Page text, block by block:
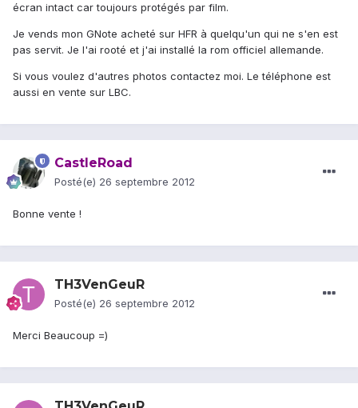
écran intact car toujours protégés par film.
Je vends mon GNote acheté sur HFR à quelqu'un qui ne s'en est
pas servit. Je l'ai rooté et j'ai installé la rom officiel allemande.
Si vous voulez d'autres photos contactez moi. Le téléphone est
aussi en vente sur LBC.
CastleRoad
Posté(e) 26 septembre 2012
Bonne vente !
TH3VenGeuR
Posté(e) 26 septembre 2012
Merci Beaucoup =)